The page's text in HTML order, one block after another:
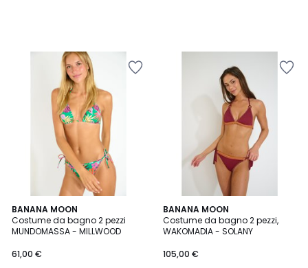
BANANA MOON
Costume da bagno 2 pezzi
MUNDOMASSA - MILLWOOD
61,00 €
BANANA MOON
Costume da bagno 2 pezzi,
WAKOMADIA - SOLANY
105,00 €